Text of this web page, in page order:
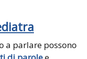
a parlare possono